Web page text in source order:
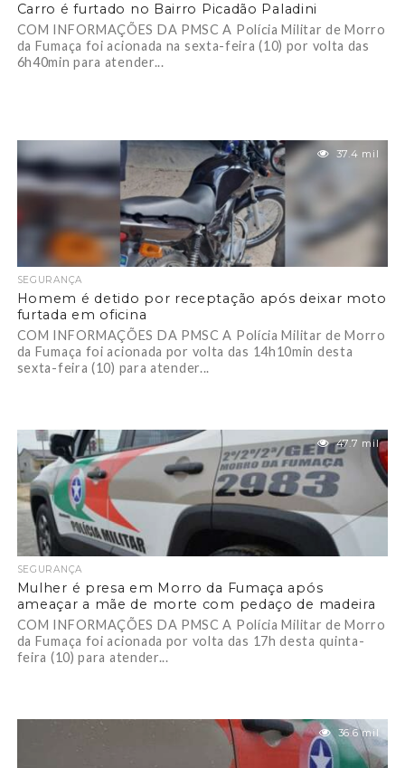
Carro é furtado no Bairro Picadão Paladini
COM INFORMAÇÕES DA PMSC A Polícia Militar de Morro
da Fumaça foi acionada na sexta-feira (10) por volta das
6h40min para atender...
37.4 mil
SEGURANÇA
Homem é detido por receptação após deixar moto
furtada em oficina
COM INFORMAÇÕES DA PMSC A Polícia Militar de Morro
da Fumaça foi acionada por volta das 14h10min desta
sexta-feira (10) para atender...
47.7 mil
SEGURANÇA
Mulher é presa em Morro da Fumaça após
ameaçar a mãe de morte com pedaço de madeira
COM INFORMAÇÕES DA PMSC A Polícia Militar de Morro
da Fumaça foi acionada por volta das 17h desta quinta-
feira (10) para atender...
36.6 mil